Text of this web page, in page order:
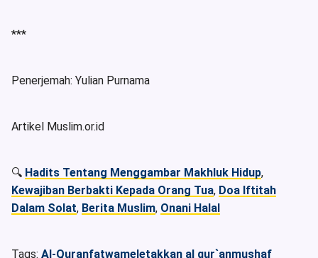
***
Penerjemah: Yulian Purnama
Artikel Muslim.or.id
🔍 Hadits Tentang Menggambar Makhluk Hidup,
Kewajiban Berbakti Kepada Orang Tua, Doa Iftitah
Dalam Solat, Berita Muslim, Onani Halal
Tags: Al-Quranfatwameletakkan al qur`anmushaf